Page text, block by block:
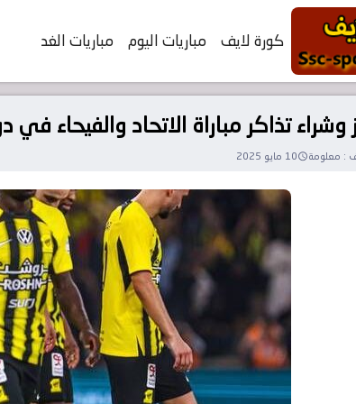
كورة لايف مباريات اليوم مباريات الغد
تذاكر مباراة الاتحاد والفيحاء في دوري روشن
: معلومة 10 مايو 2025